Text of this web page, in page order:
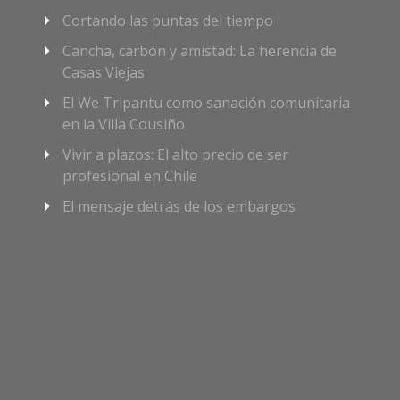
Cortando las puntas del tiempo
Cancha, carbón y amistad: La herencia de
Casas Viejas
El We Tripantu como sanación comunitaria
en la Villa Cousiño
Vivir a plazos: El alto precio de ser
profesional en Chile
El mensaje detrás de los embargos